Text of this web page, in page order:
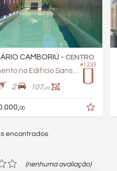
#1.233
CAMBORIÚ - CENTRO
Apartamento no Edifício Sansho
2 107,00
00
encontrados
(nenhuma avaliação)